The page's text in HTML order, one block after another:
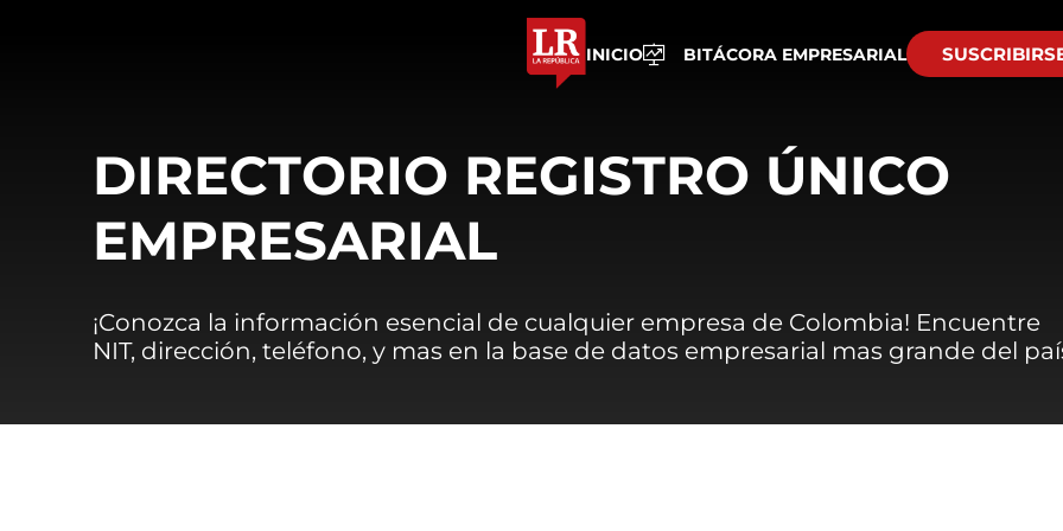
INICIO BITÁCORA EMPRESARIAL
DIRECTORIO REGISTRO ÚNICO
EMPRESARIAL
¡Conozca la información esencial de cualquier empresa de Colombia! Encuentre
NIT, dirección, teléfono, y mas en la base de datos empresarial mas grande del